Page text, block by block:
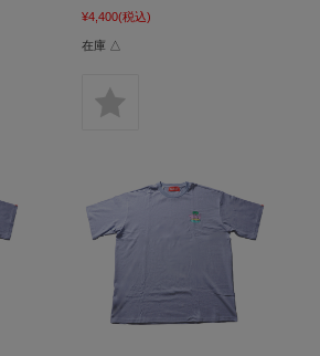
¥4,400(税込)
在庫 △